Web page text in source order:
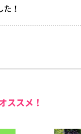
！
ススメ！